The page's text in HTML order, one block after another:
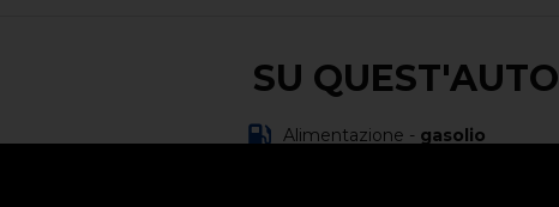
SU QUEST'AUTO
Alimentazione - gasolio